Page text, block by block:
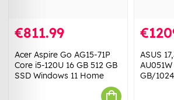
€811.99
Acer Aspire Go AG15-71P
Core i5-120U 16 GB 512 GB
SSD Windows 11 Home
ASUS
GB/